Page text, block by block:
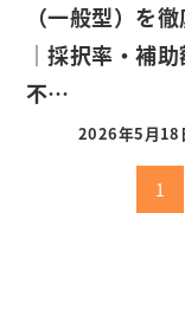
（一般型）を
｜採択率・補助
不…
2026年5月18
1